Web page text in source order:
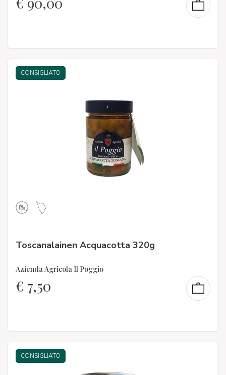
CONSIGLIATO
Toscanalainen Acquacotta 320g
Azienda Agricola Il Poggio
€ 7,50
CONSIGLIATO